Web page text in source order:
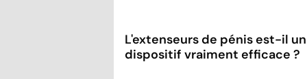
L'extenseurs de pénis est-il un
dispositif vraiment efficace ?